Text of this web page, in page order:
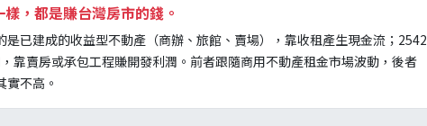
，都是賺台灣房市的錢。
已建成的收益型不動產（商辦、旅館、賣場），靠收租產生現金流；2542
靠賣房或承包工程賺開發利潤。前者跟隨商用不動產租金市場波動，後者
不高。